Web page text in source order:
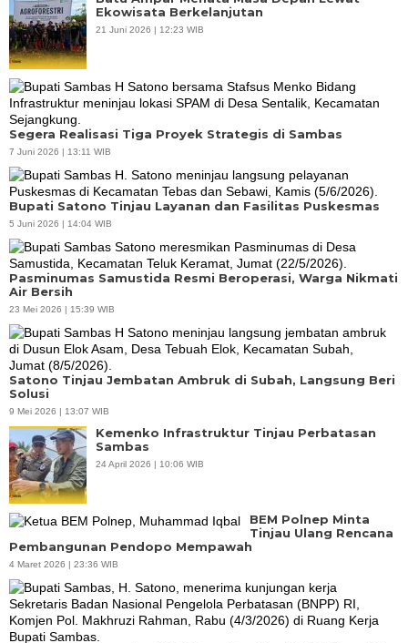
Ekowisata Berkelanjutan
21 Juni 2026 | 12:23 WIB
Segera Realisasi Tiga Proyek Strategis di Sambas
7 Juni 2026 | 13:11 WIB
Bupati Satono Tinjau Layanan dan Fasilitas Puskesmas
5 Juni 2026 | 14:04 WIB
Pasminumas Samustida Resmi Beroperasi, Warga Nikmati
Air Bersih
23 Mei 2026 | 15:39 WIB
Satono Tinjau Jembatan Ambruk di Subah, Langsung Beri
Solusi
9 Mei 2026 | 13:07 WIB
Kemenko Infrastruktur Tinjau Perbatasan
Sambas
24 April 2026 | 10:06 WIB
BEM Polnep Minta
Tinjau Ulang Rencana
Pembangunan Pendopo Mempawah
4 Maret 2026 | 23:36 WIB